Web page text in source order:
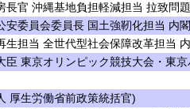
官 沖縄基地負担軽減担当 拉致問
委員会委員長 国土強靭化担当 内
担当 全世代型社会保障改革担当
東京オリンピック競技大会・東
厚生労働省前政策統括官)